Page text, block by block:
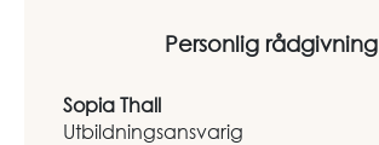
Personlig rådgivning
Sopia Thall
Utbildningsansvarig